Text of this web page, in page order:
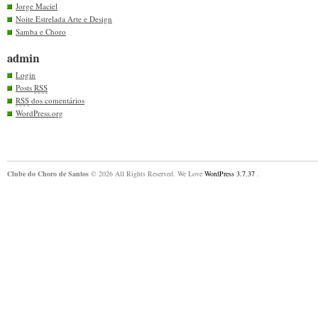
Jorge Maciel
Noite Estrelada Arte e Design
Samba e Choro
admin
Login
Posts RSS
RSS dos comentários
WordPress.org
Clube do Choro de Santos © 2026 All Rights Reserved. We Love WordPress 3.7.37 .